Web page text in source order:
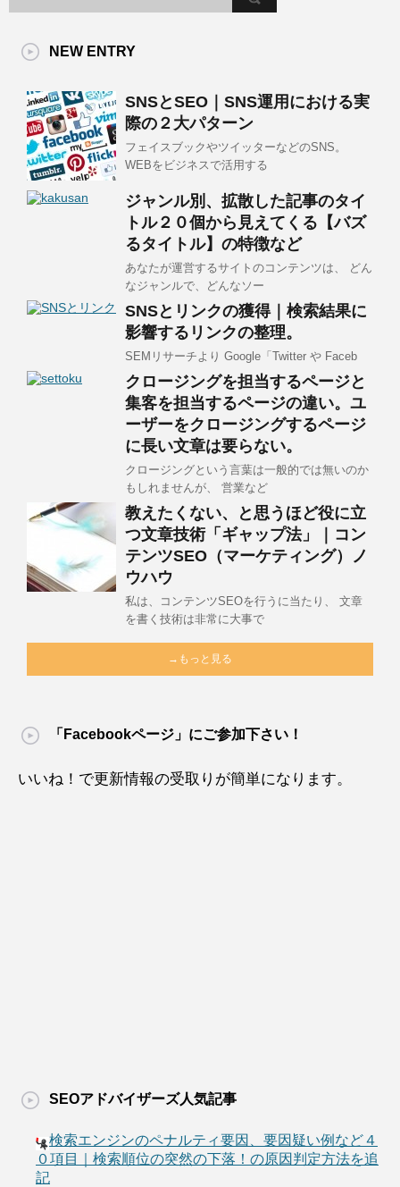
NEW ENTRY
SNSとSEO｜SNS運用における実
際の２大パターン
フェイスブックやツイッターなどのSNS。
WEBをビジネスで活用する
ジャンル別、拡散した記事のタイ
トル２０個から見えてくる【バズ
るタイトル】の特徴など
あなたが運営するサイトのコンテンツは、 どん
なジャンルで、どんなソー
SNSとリンクの獲得｜検索結果に
影響するリンクの整理。
SEMリサーチより Google「Twitter や Faceb
クロージングを担当するページと
集客を担当するページの違い。ユ
ーザーをクロージングするページ
に長い文章は要らない。
クロージングという言葉は一般的では無いのか
もしれませんが、 営業など
教えたくない、と思うほど役に立
つ文章技術「ギャップ法」｜コン
テンツSEO（マーケティング）ノ
ウハウ
私は、コンテンツSEOを行うに当たり、 文章
を書く技術は非常に大事で
→もっと見る
「Facebookページ」にご参加下さい！
いいね！で更新情報の受取りが簡単になります。
SEOアドバイザーズ人気記事
検索エンジンのペナルティ要因、要因疑い例など４
０項目｜検索順位の突然の下落！の原因判定方法を追
記